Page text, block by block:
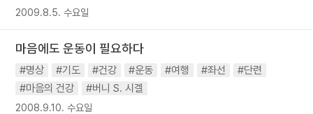
2009.8.5. 수요일
마음에도 운동이 필요하다
#명상 #기도 #건강 #운동 #여행 #좌선
#단련
#마음의 건강
#버니 S. 시겔
2008.9.10. 수요일